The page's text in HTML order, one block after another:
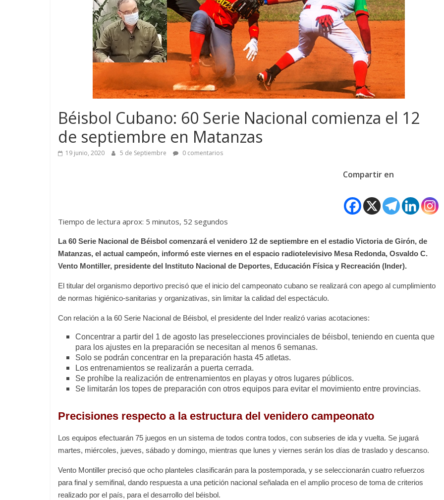
Béisbol Cubano: 60 Serie Nacional comienza el 12
de septiembre en Matanzas
19 junio, 2020 5 de Septiembre 0 comentarios
Compartir en
Tiempo de lectura aprox: 5 minutos, 52 segundos
La 60 Serie Nacional de Béisbol comenzará el venidero 12 de septiembre en el estadio Victoria de Girón, de
Matanzas, el actual campeón, informó este viernes en el espacio radiotelevisivo Mesa Redonda, Osvaldo C.
Vento Montiller, presidente del Instituto Nacional de Deportes, Educación Física y Recreación (Inder).
El titular del organismo deportivo precisó que el inicio del campeonato cubano se realizará con apego al cumplimiento
de normas higiénico-sanitarias y organizativas, sin limitar la calidad del espectáculo.
Con relación a la 60 Serie Nacional de Béisbol, el presidente del Inder realizó varias acotaciones:
Concentrar a partir del 1 de agosto las preselecciones provinciales de béisbol, teniendo en cuenta que
para los ajustes en la preparación se necesitan al menos 6 semanas.
Solo se podrán concentrar en la preparación hasta 45 atletas.
Los entrenamientos se realizarán a puerta cerrada.
Se prohíbe la realización de entrenamientos en playas y otros lugares públicos.
Se limitarán los topes de preparación con otros equipos para evitar el movimiento entre provincias.
Precisiones respecto a la estructura del venidero campeonato
Los equipos efectuarán 75 juegos en un sistema de todos contra todos, con subseries de ida y vuelta. Se jugará
martes, miércoles, jueves, sábado y domingo, mientras que lunes y viernes serán los días de traslado y descanso.
Vento Montiller precisó que ocho planteles clasificarán para la postemporada, y se seleccionarán cuatro refuerzos
para final y semifinal, dando respuesta a una petición nacional señalada en el amplio proceso de toma de criterios
realizado por el país, para el desarrollo del béisbol.